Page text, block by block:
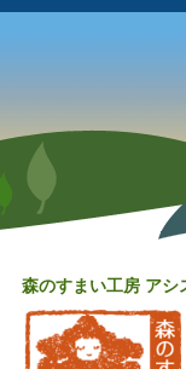
森のすまい工房 アシ